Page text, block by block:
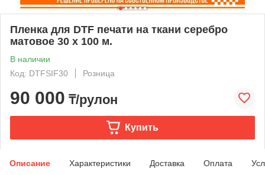
Пленка для DTF печати на ткани серебро
матовое 30 х 100 м.
В наличии
Код: DTFSIF30
Розница
90 000 ₸/рулон
Купить
Описание Характеристики Доставка Оплата